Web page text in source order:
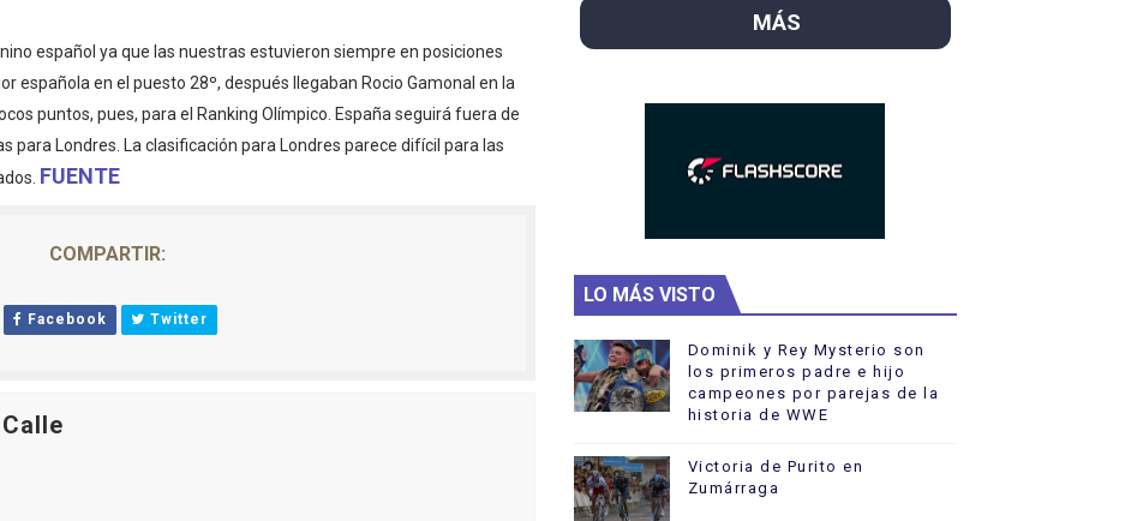
2026 - Estados Unidos campeón dejando a España a las puertas
de saltos 2026 (París, Francia) - Medalla de bronce para Jorge Rodríguez y Ana Carvajal
español ya que las nuestras estuvieron siempre en posiciones
española en el puesto 28º, después llegaban Rocio Gamonal en la
puntos, pues, para el Ranking Olímpico. España seguirá fuera de
para Londres. La clasificación para Londres parece difícil para las
FUENTE
COMPARTIR:
Facebook Twitter
MÁS
LO MÁS VISTO
Dominik y Rey Mysterio son
los primeros padre e hijo
campeones por parejas de la
historia de WWE
Victoria de Purito en
Zumárraga